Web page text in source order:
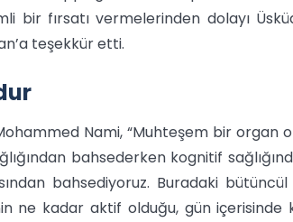
bir fırsatı vermelerinden dolayı
teşekkür etti.
Nami, “Muhteşem bir organ
bahsederken kognitif
bahsediyoruz. Buradaki
ne kadar aktif olduğu, gün içerisinde